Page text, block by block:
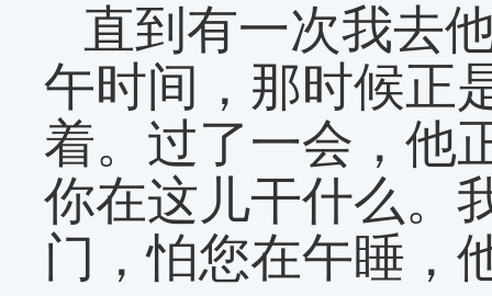
直到有一次我去
午时间，那时候正
着。过了一会，他
你在这儿干什么。
门，怕您在午睡，